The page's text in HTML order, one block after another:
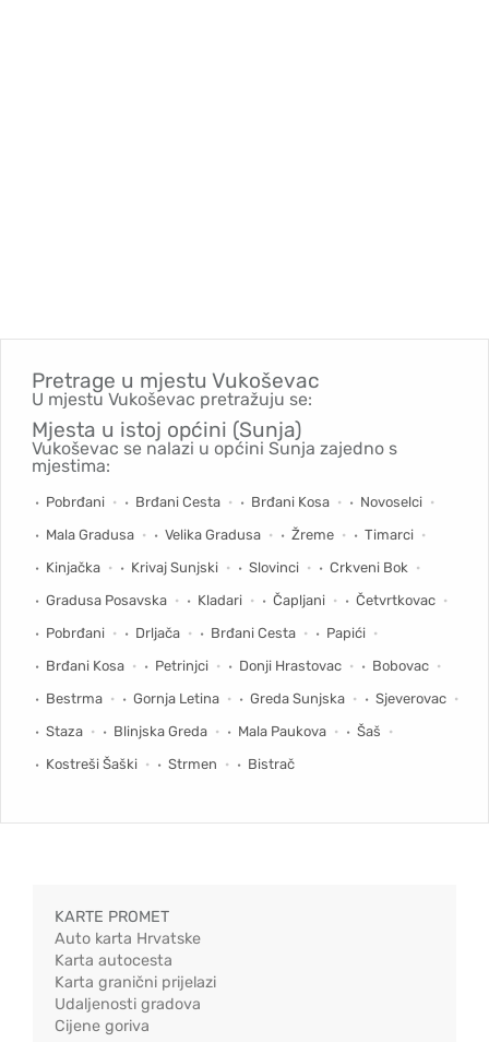
Pretrage u mjestu Vukoševac
U mjestu Vukoševac pretražuju se:
Mjesta u istoj općini (Sunja)
Vukoševac se nalazi u općini Sunja zajedno s
mjestima:
Pobrđani Brđani Cesta Brđani Kosa
Novoselci
Mala Gradusa
Velika Gradusa Žreme
Timarci
Kinjačka
Krivaj Sunjski Slovinci
Crkveni Bok
Gradusa Posavska
Kladari Čapljani
Četvrtkovac
Pobrđani
Drljača Brđani Cesta
Papići
Brđani Kosa
Petrinjci Donji Hrastovac
Bobovac
Bestrma
Gornja Letina Greda Sunjska
Sjeverovac
Staza
Blinjska Greda Mala Paukova
Šaš
Kostreši Šaški
Strmen Bistrač
KARTE PROMET
Auto karta Hrvatske
Karta autocesta
Karta granični prijelazi
Udaljenosti gradova
Cijene goriva